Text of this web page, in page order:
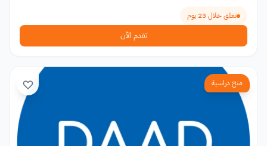
تغلق خلال 23 يوم
تقدم الآن
منح دراسية